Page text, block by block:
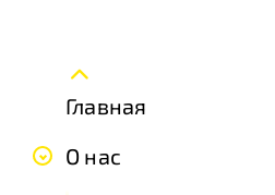
Главная
О нас